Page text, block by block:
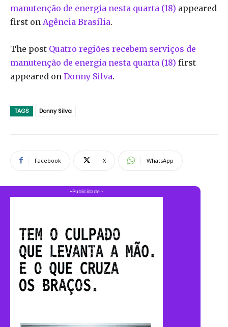
manutenção de energia nesta quarta (18) appeared
first on Agência Brasília.
The post Quatro regiões recebem serviços de
manutenção de energia nesta quarta (18) first
appeared on Donny Silva.
TAGS Donny Silva
Facebook X WhatsApp
-Publicidade -